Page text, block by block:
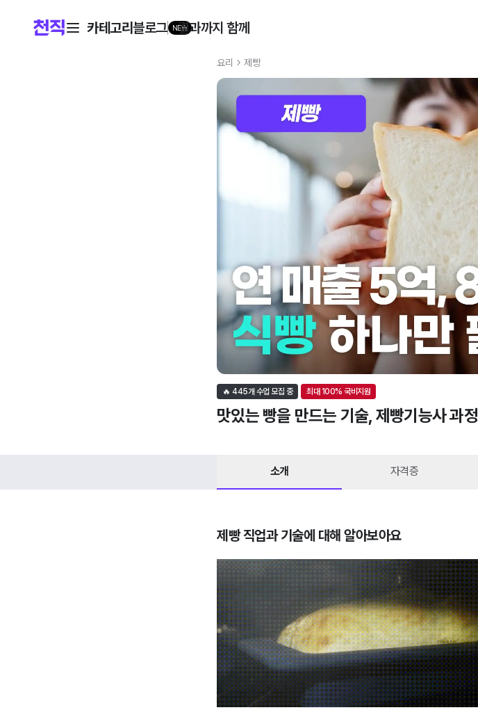
카테고리 블로그 NEW
결과까지 함께
학원 어디서 배우지? 국비지원 교육부터 자격증까지 한눈에 보기
요리 제빵
🔥 445개 수업 모집 중 최대 100% 국비지원
맛있는 빵을 만드는 기술, 제빵기능사 과정
소개 자격증
제빵 직업과 기술에 대해 알아보아요